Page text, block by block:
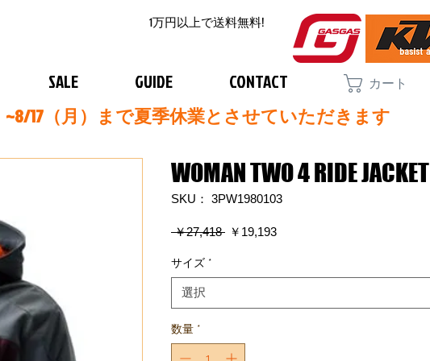
1万円以上で送料無料!
SALE GUIDE CONTACT カート
17（月）まで夏季休業とさせていただきます
WOMAN TWO 4 RIDE JACKET
SKU： 3PW1980103
￥27,418 通
格
￥19,193セ
価
サイズ *
選択
数量 *